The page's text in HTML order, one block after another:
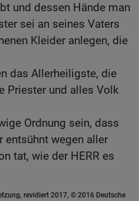
und dessen Hände man
sei an seines Vaters
Kleider anlegen, die
das Allerheiligste, die
Priester und alles Volk
Ordnung sein, dass
entsühnt wegen aller
tat, wie der HERR es
revidiert 2017, © 2016 Deutsche